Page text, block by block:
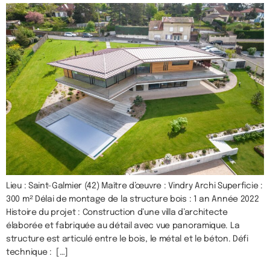
Lieu : Saint-Galmier (42) Maître d’œuvre : Vindry Archi Superficie :
300 m² Délai de montage de la structure bois : 1 an Année 2022
Histoire du projet : Construction d’une villa d’architecte
élaborée et fabriquée au détail avec vue panoramique. La
structure est articulé entre le bois, le métal et le béton. Défi
technique : […]